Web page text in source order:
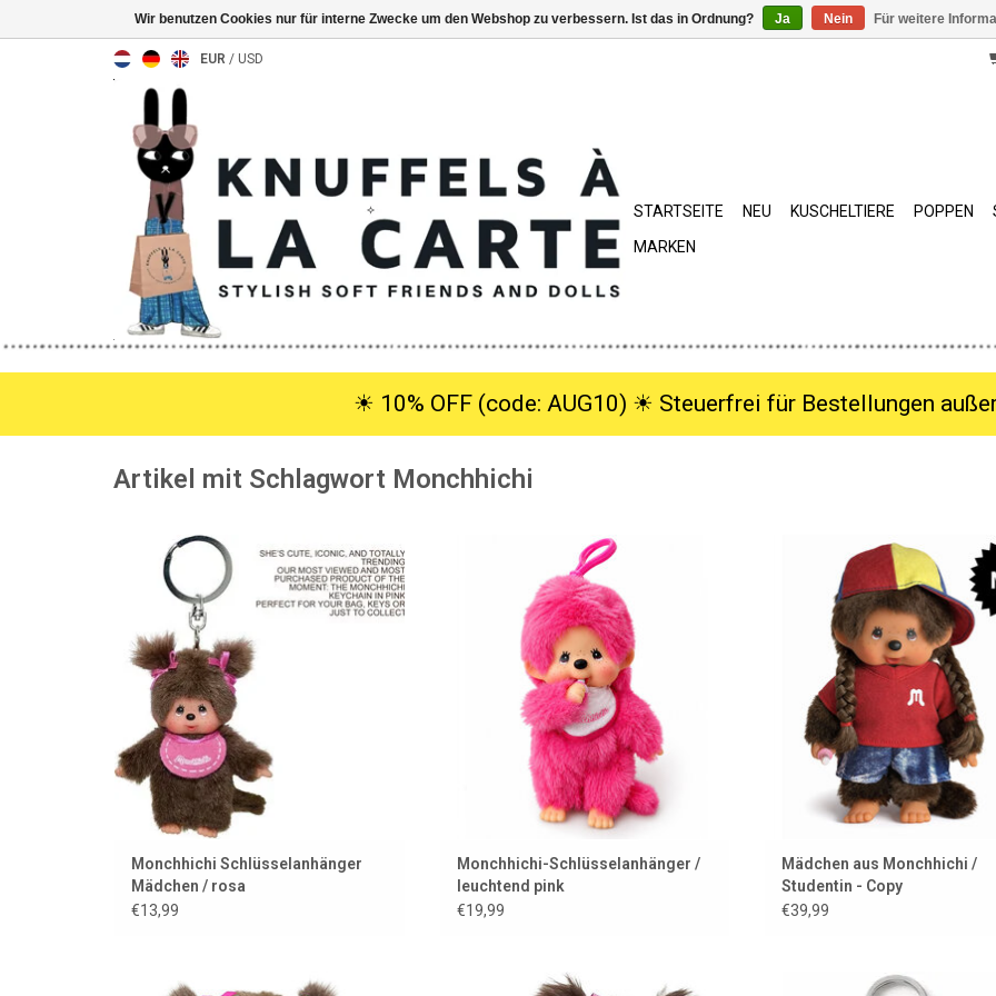
EUR / USD
STARTSEITE NEU KUSCHELTIERE POPPEN
MARKEN
☀︎ 10% OFF (code: AUG10) ☀︎ Steuerfrei für Bestellungen
Artikel mit Schlagwort Monchhichi
Monchhichi Schlüsselanhänger
ZUM WARENKORB HINZUFÜGEN
Monchhichi Schlüsselanhänger
Mädchen / rosa
€13,99
Monchhichi-Schlüsselanhänger in
leuchtendem Pink
ZUM WARENKORB HINZUFÜGEN
Monchhichi-Schlüsselanhänger /
leuchtend pink
€19,99
Nie aus der Mode, immer
Klassiker in neuem Gewand.
ZUM WARENKORB
Mädchen aus Monchhichi /
Studentin - Copy
€39,99
Monchhichi-Mutter mit Baby
Monchhichi-Mutter mit Baby im
Monchhichi
Wir benutzen Cookies nur für interne Zwecke um den Webshop zu verbessern. Ist das in Ordnung? Ja Nein Für weitere